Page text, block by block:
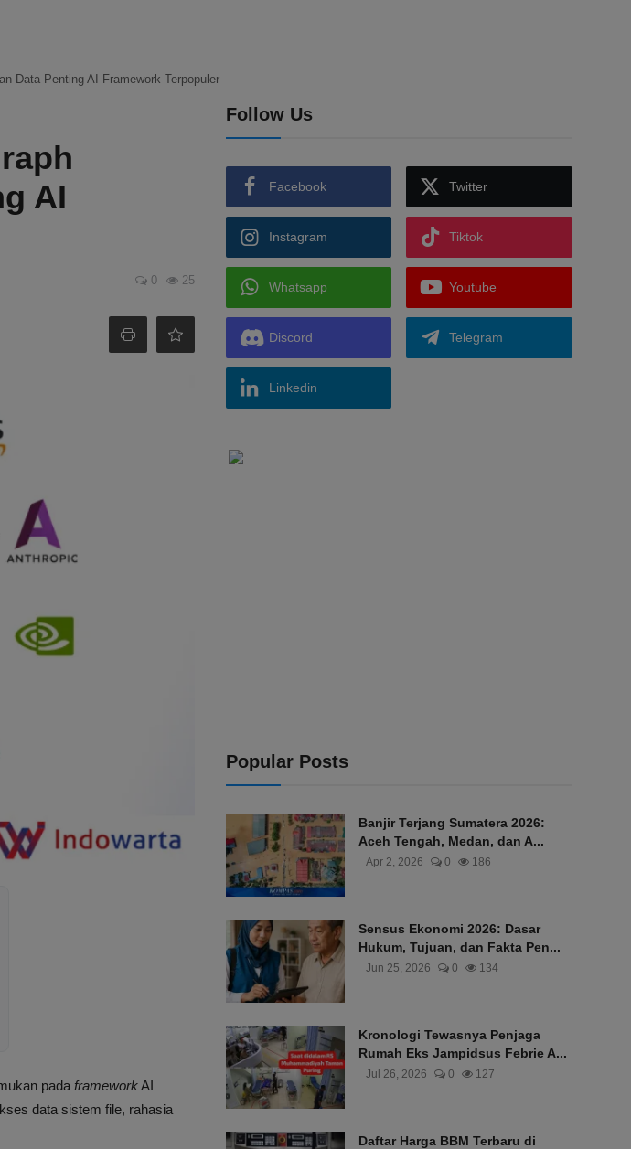
Data Penting AI Framework Terpopuler
AI
0 25
pada frameworkAI
data sistem file, rahasia
Follow Us
Facebook Twitter
Instagram Tiktok
Whatsapp Youtube
Discord Telegram
Linkedin
Popular Posts
Banjir Terjang Sumatera 2026:
Aceh Tengah, Medan, dan A...
Apr 2, 2026 0 186
Sensus Ekonomi 2026: Dasar
Hukum, Tujuan, dan Fakta Pen...
Jun 25, 2026 0 134
Kronologi Tewasnya Penjaga
Rumah Eks Jampidsus Febrie A...
Jul 26, 2026 0 127
Daftar Harga BBM Terbaru di